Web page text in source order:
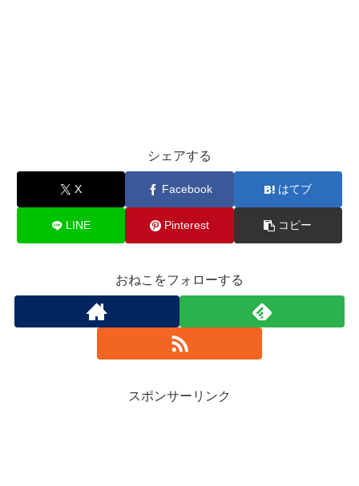
シェアする
X Facebook はてブ
LINE Pinterest コピー
おねこをフォローする
スポンサーリンク